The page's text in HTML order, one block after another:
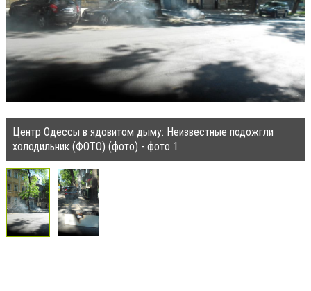
Центр Одессы в ядовитом дыму: Неизвестные подожгли
холодильник (ФОТО) (фото) - фото 1